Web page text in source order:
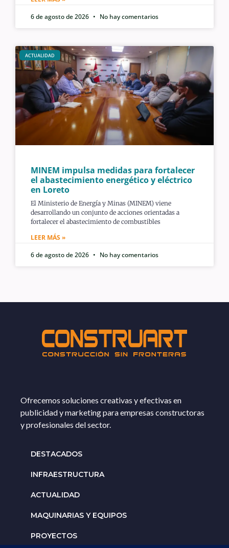
6 de agosto de 2026
No hay comentarios
ACTUALIDAD
MINEM impulsa medidas para fortalecer
el abastecimiento energético y eléctrico
en Loreto
El Ministerio de Energía y Minas (MINEM) viene
desarrollando un conjunto de acciones orientadas a
fortalecer el abastecimiento de combustibles
LEER MÁS »
6 de agosto de 2026
No hay comentarios
Ofrecemos soluciones creativas y efectivas en
publicidad y marketing para empresas constructoras
y profesionales del sector.
DESTACADOS
INFRAESTRUCTURA
ACTUALIDAD
MAQUINARIAS Y EQUIPOS
PROYECTOS